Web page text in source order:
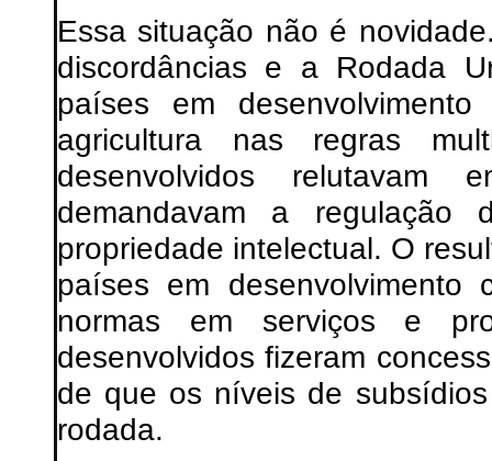
Essa situação não é
discordâncias e a Rodada
países em
agricultura nas regras
desenvolvidos relutavam
demandavam a
propriedade intelectual. O
países em desenvolvimento
normas em serviços e
desenvolvidos fizeram
de que os níveis de
rodada.